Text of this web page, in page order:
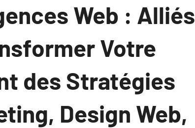
Web : Alliés
Votre
des Stratégies
Design Web,